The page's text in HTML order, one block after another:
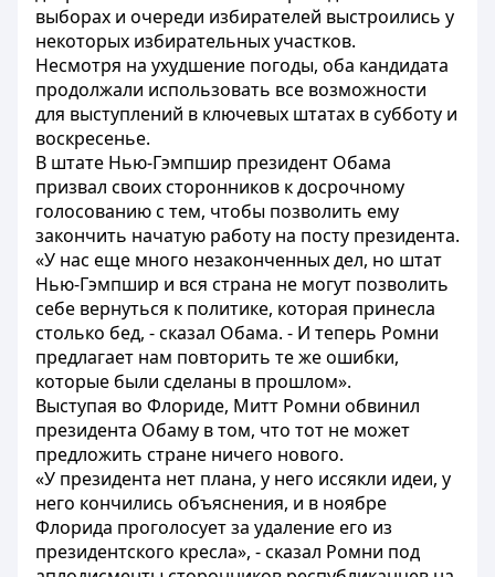
выборах и очереди избирателей выстроились у
некоторых избирательных участков.
Несмотря на ухудшение погоды, оба кандидата
продолжали использовать все возможности
для выступлений в ключевых штатах в субботу и
воскресенье.
В штате Нью-Гэмпшир президент Обама
призвал своих сторонников к досрочному
голосованию с тем, чтобы позволить ему
закончить начатую работу на посту президента.
«У нас еще много незаконченных дел, но штат
Нью-Гэмпшир и вся страна не могут позволить
себе вернуться к политике, которая принесла
столько бед, - сказал Обама. - И теперь Ромни
предлагает нам повторить те же ошибки,
которые были сделаны в прошлом».
Выступая во Флориде, Митт Ромни обвинил
президента Обаму в том, что тот не может
предложить стране ничего нового.
«У президента нет плана, у него иссякли идеи, у
него кончились объяснения, и в ноябре
Флорида проголосует за удаление его из
президентского кресла», - сказал Ромни под